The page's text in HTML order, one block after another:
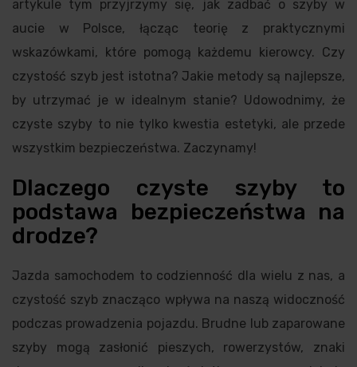
artykule tym przyjrzymy się, jak zadbać o szyby w
aucie w Polsce, łącząc teorię z praktycznymi
wskazówkami, które pomogą każdemu kierowcy. Czy
czystość szyb jest istotna? Jakie metody są najlepsze,
by utrzymać je w idealnym stanie? Udowodnimy, że
czyste szyby to nie tylko kwestia estetyki, ale przede
wszystkim bezpieczeństwa. Zaczynamy!
Dlaczego czyste szyby to
podstawa bezpieczeństwa na
drodze?
Jazda samochodem to codzienność dla wielu z nas, a
czystość szyb znacząco wpływa na naszą widoczność
podczas prowadzenia pojazdu. Brudne lub zaparowane
szyby mogą zasłonić pieszych, rowerzystów, znaki